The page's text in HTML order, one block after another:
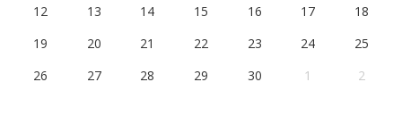
12
13 14 15 16 17
18
19
20 21 22 23 24
25
26
27 28 29 30 1 2